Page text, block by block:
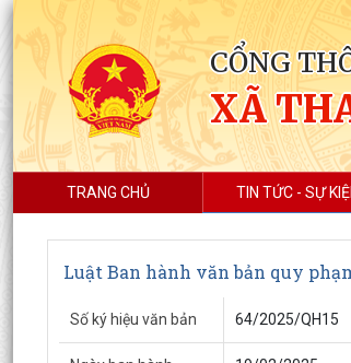
CỔNG
XÃ
TRANG CHỦ TIN TỨC - SỰ
Luật Ban hành văn bản quy
Số ký hiệu văn bản 64/2025/QH15